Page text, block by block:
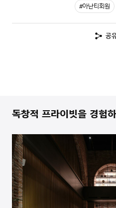
#아난티회원
공
독창적 프라이빗을 경험